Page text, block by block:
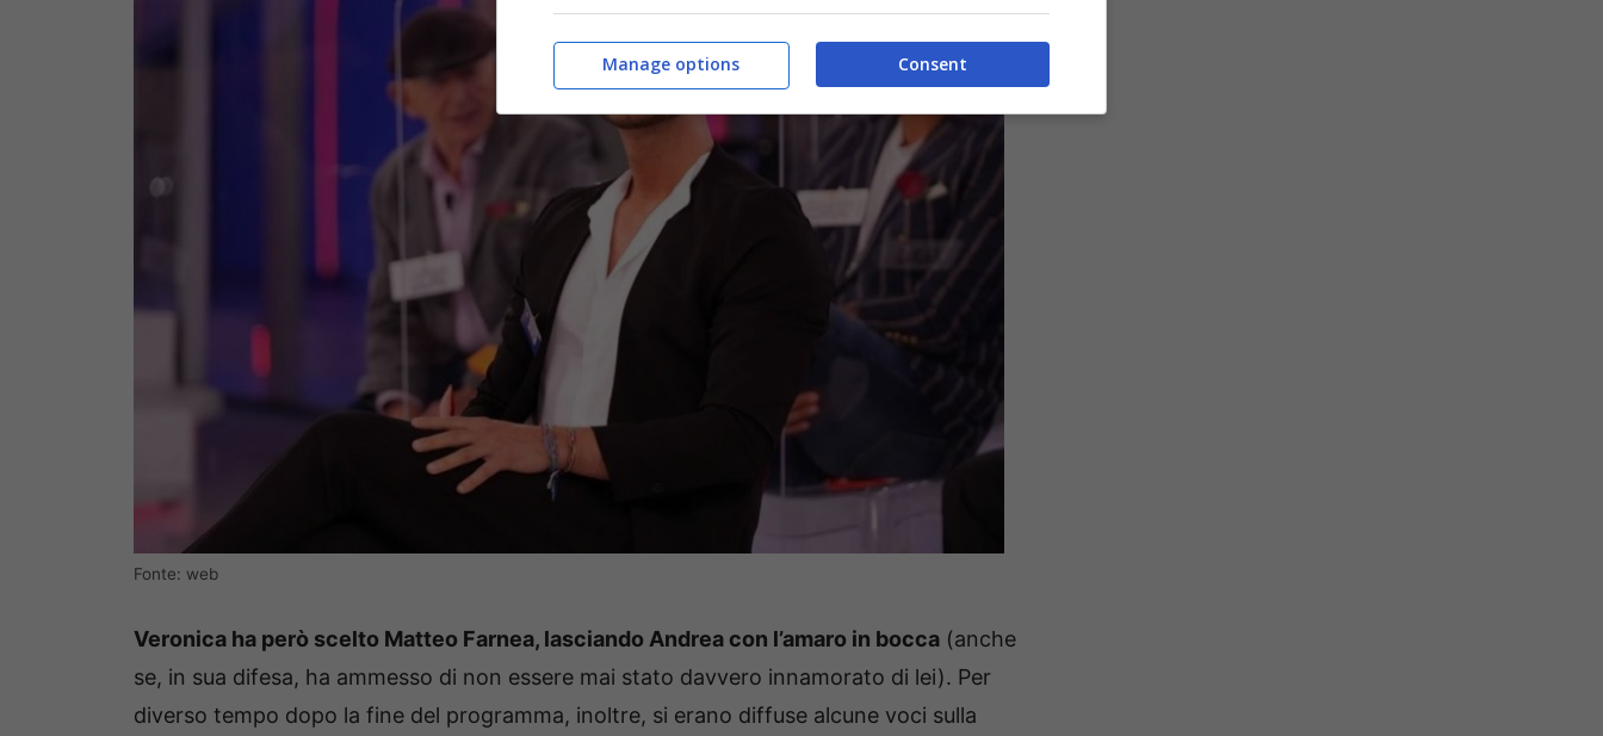
Fonte: web
Veronica ha però scelto Matteo Farnea, lasciando Andrea con l’amaro in bocca (anche
se, in sua difesa, ha ammesso di non essere mai stato davvero innamorato di lei). Per
diverso tempo dopo la fine del programma, inoltre, si erano diffuse alcune voci sulla
Consent
Manage options